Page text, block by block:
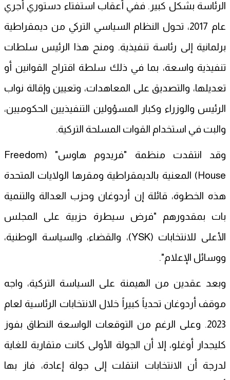
الرئاسة بشكل كبير. ففي أعقاب استفتاء دستوري أُجري
عام 2017، تحول النظام السياسي التركي من ديمقراطية
برلمانية إلى رئاسة تنفيذية. ومنح هذا الرئيس سلطات
تنفيذية واسعة، بما في ذلك سلطة اقتراح القوانين أو
تعديلها، والتصديق على المعاهدات، وتعيين وإقالة نواب
الرئيس والوزراء وكبار المسؤولين التنفيذيين الحكوميين،
والبت في استخدام القوات المسلحة التركية.
وقد انتقدت منظمة "فريدوم هاوس" (Freedom
House) المعنية بالديمقراطية ومقرها الولايات المتحدة
هذه الخطوة، قائلة إن أردوغان وحزب العدالة والتنمية
بات بمقدورهم "فرض سيطرة حزبية على المجلس
الأعلى للانتخابات (YSK)، والقضاء، والسياسة الوطنية،
ووسائل الإعلام".
وبعد عقدين من الهيمنة على السياسة التركية، واجه
موقف أردوغان تحدياً كبيراً خلال الانتخابات الرئاسية لعام
2023. وعلى الرغم من التوقعات الواسعة النطاق بفوز
كليجدار أوغلو، إلا أن الجولة الأولى كانت متقاربة للغاية
لدرجة أن الانتخابات انتقلت إلى جولة إعادة، فاز بها